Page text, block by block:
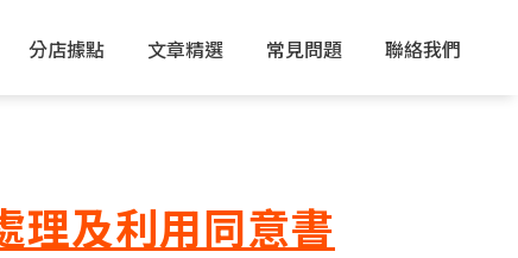
分店據點 文章精選 常見問題 聯絡我們
理及利用同意書